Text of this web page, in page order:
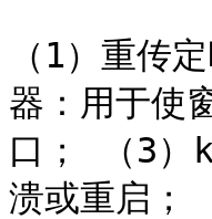
（1）重传
器：用于使
口； （3）
溃或重启；